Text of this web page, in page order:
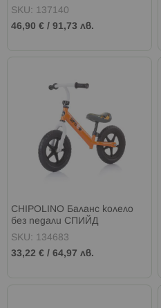
AIR PINK
SKU: 137140
46,90 € / 91,73 лв.
CHIPOLINO Баланс колело
без педали СПИЙД
ОРАНЖЕВ
SKU: 134683
33,22 € / 64,97 лв.